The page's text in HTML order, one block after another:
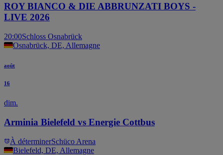
ROY BIANCO & DIE ABBRUNZATI BOYS -
LIVE 2026
20:00Schloss Osnabrück
Osnabrück, DE, Allemagne
août
16
dim.
Arminia Bielefeld vs Energie Cottbus
À déterminerSchüco Arena
Bielefeld, DE, Allemagne